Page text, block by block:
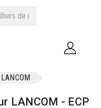
LANCOM
LANCOM - ECP